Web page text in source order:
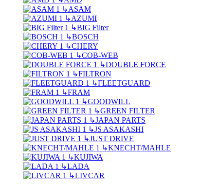
↳ASAM
↳AZUMI
↳BIG Filter
↳BOSCH
↳CHERY
↳COB-WEB
↳DOUBLE FORCE
↳FILTRON
↳FLEETGUARD
↳FRAM
↳GOODWILL
↳GREEN FILTER
↳JAPAN PARTS
↳JS ASAKASHI
↳JUST DRIVE
↳KNECHT/MAHLE
↳KUJIWA
↳LADA
↳LIVCAR